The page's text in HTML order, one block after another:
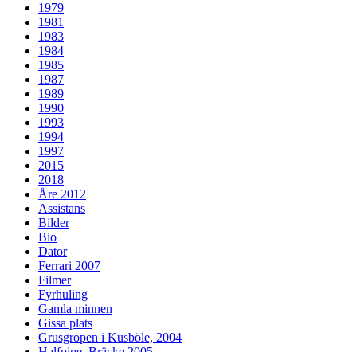
1979
1981
1983
1984
1985
1987
1989
1990
1993
1994
1997
2015
2018
Åre 2012
Assistans
Bilder
Bio
Dator
Ferrari 2007
Filmer
Fyrhuling
Gamla minnen
Gissa plats
Grusgropen i Kusböle, 2004